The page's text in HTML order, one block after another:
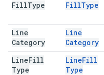
FillType FillType
Line
Category
Line
Category
LineFill
Type
LineFill
Type